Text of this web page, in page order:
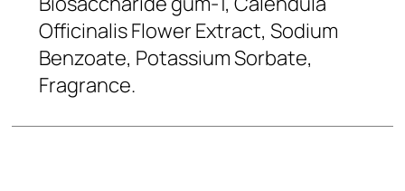
Officinalis Flower Extract, Sodium
Benzoate, Potassium Sorbate,
Fragrance.